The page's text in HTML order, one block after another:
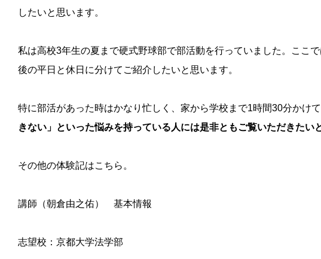
したいと思います。
私は高校3年生の夏まで硬式野球部で部活動を行っていました。ここ
後の平日と休日に分けてご紹介したいと思います。
特に部活があった時はかなり忙しく、家から学校まで1時間30分かけて
きない」といった悩みを持っている人には是非ともご覧いただきたい
その他の体験記はこちら。
講師（朝倉由之佑） 基本情報
志望校：京都大学法学部